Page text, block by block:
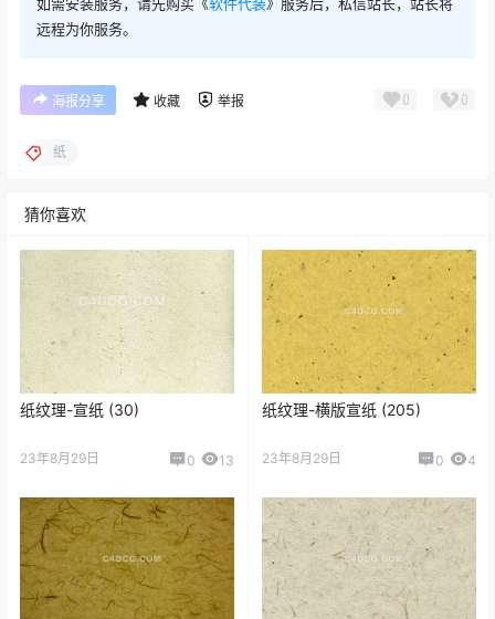
远程为你服务。
海报分享 收藏 举报 0 0
纸
猜你喜欢
纸纹理-宣纸 (30)
23年8月29日 0 13
纸纹理-横版宣纸 (205)
23年8月29日 0 4